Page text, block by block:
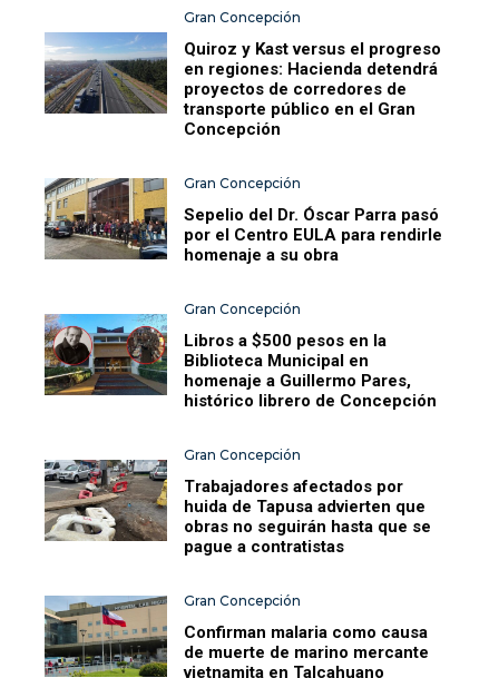
Gran Concepción
Quiroz y Kast versus el progreso
en regiones: Hacienda detendrá
proyectos de corredores de
transporte público en el Gran
Concepción
Gran Concepción
Sepelio del Dr. Óscar Parra pasó
por el Centro EULA para rendirle
homenaje a su obra
Gran Concepción
Libros a $500 pesos en la
Biblioteca Municipal en
homenaje a Guillermo Pares,
histórico librero de Concepción
Gran Concepción
Trabajadores afectados por
huida de Tapusa advierten que
obras no seguirán hasta que se
pague a contratistas
Gran Concepción
Confirman malaria como causa
de muerte de marino mercante
vietnamita en Talcahuano